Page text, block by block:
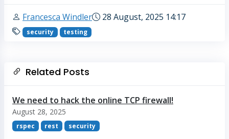
Francesca Windler 28 August, 2025 14:17
security testing
Related Posts
We need to hack the online TCP firewall!
August 28, 2025
rspec rest security